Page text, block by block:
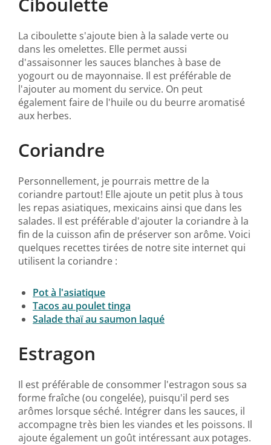
La ciboulette s'ajoute bien à la salade verte ou
dans les omelettes. Elle permet aussi
d'assaisonner les sauces blanches à base de
yogourt ou de mayonnaise. Il est préférable de
l'ajouter au moment du service. On peut
également faire de l'huile ou du beurre aromatisé
aux herbes.
Coriandre
Personnellement, je pourrais mettre de la
coriandre partout! Elle ajoute un petit plus à tous
les repas asiatiques, mexicains ainsi que dans les
salades. Il est préférable d'ajouter la coriandre à la
fin de la cuisson afin de préserver son arôme. Voici
quelques recettes tirées de notre site internet qui
utilisent la coriandre :
Pot à l'asiatique
Tacos au poulet tinga
Salade thaï au saumon laqué
Estragon
Il est préférable de consommer l'estragon sous sa
forme fraîche (ou congelée), puisqu'il perd ses
arômes lorsque séché. Intégrer dans les sauces, il
accompagne très bien les viandes et les poissons. Il
ajoute également un goût intéressant aux potages.